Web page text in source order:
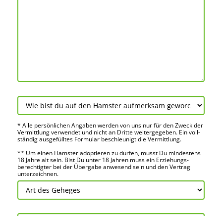
* Alle persön­lichen Angaben werden von uns nur für den Zweck der
Vermitt­lung verwendet und nicht an Dritte weiter­gegeben. Ein voll­
ständig ausge­fülltes Formular beschleu­nigt die Vermitt­lung.
** Um einen Hamster adoptieren zu dürfen, musst Du mindes­tens
18 Jahre alt sein. Bist Du unter 18 Jahren muss ein Erziehungs­
berechtigter bei der Über­gabe anwes­end sein und den Vertrag
unter­zeichnen.